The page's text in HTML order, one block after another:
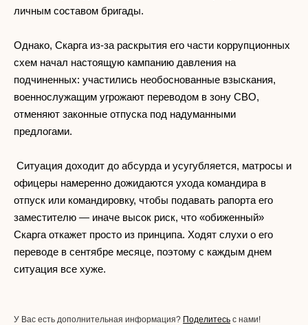
личным составом бригады.
Однако, Скарга из-за раскрытия его части коррупционных
схем начал настоящую кампанию давления на
подчиненных: участились необоснованные взыскания,
военнослужащим угрожают переводом в зону СВО,
отменяют законные отпуска под надуманными
предлогами.
Ситуация доходит до абсурда и усугубляется, матросы и
офицеры намеренно дожидаются ухода командира в
отпуск или командировку, чтобы подавать рапорта его
заместителю — иначе высок риск, что «обиженный»
Скарга откажет просто из принципа. Ходят слухи о его
переводе в сентябре месяце, поэтому с каждым днем
ситуация все хуже.
У Вас есть дополнительная информация? Поделитесь с нами!